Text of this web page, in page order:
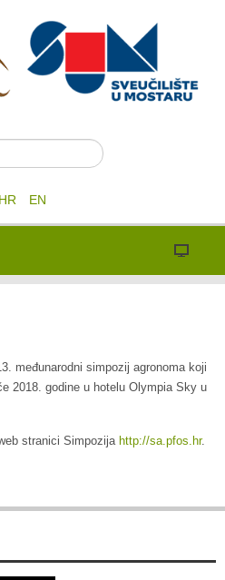
HR EN
međunarodni simpozij agronoma koji
2018. godine u hotelu Olympia Sky u
stranici Simpozija http://sa.pfos.hr.